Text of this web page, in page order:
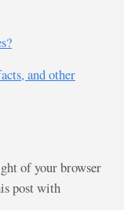
and other
of your browser
post with